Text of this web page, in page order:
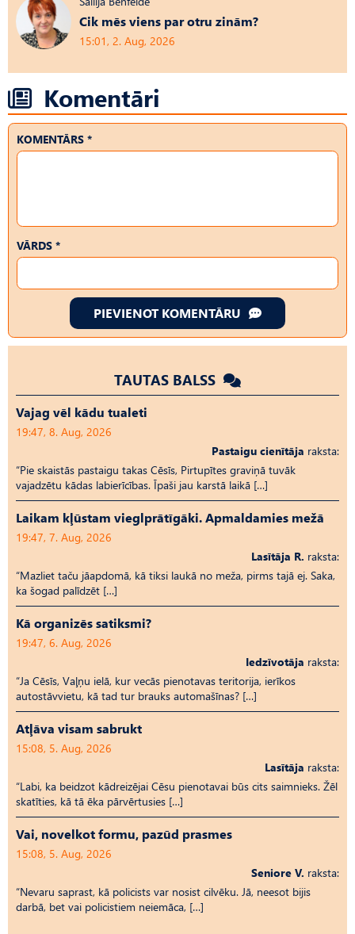
Cik mēs viens par otru zinām?
15:01, 2. Aug, 2026
Komentāri
KOMENTĀRS *
VĀRDS *
PIEVIENOT KOMENTĀRU
TAUTAS BALSS
Vajag vēl kādu tualeti
19:47, 8. Aug, 2026
Pastaigu cienītāja raksta:
“Pie skaistās pastaigu takas Cēsīs, Pirtupītes graviņā tuvāk
vajadzētu kādas labierīcības. Īpaši jau karstā laikā […]
Laikam kļūstam vieglprātīgāki. Apmaldamies mežā
19:47, 7. Aug, 2026
Lasītāja R. raksta:
“Mazliet taču jāapdomā, kā tiksi laukā no meža, pirms tajā ej. Saka,
ka šogad palīdzēt […]
Kā organizēs satiksmi?
19:47, 6. Aug, 2026
Iedzīvotāja raksta:
“Ja Cēsīs, Vaļņu ielā, kur vecās pienotavas teritorija, ierīkos
autostāvvietu, kā tad tur brauks automašīnas? […]
Atļāva visam sabrukt
15:08, 5. Aug, 2026
Lasītāja raksta:
“Labi, ka beidzot kādreizējai Cēsu pienotavai būs cits saimnieks. Žēl
skatīties, kā tā ēka pārvērtusies […]
Vai, novelkot formu, pazūd prasmes
15:08, 5. Aug, 2026
Seniore V. raksta:
“Nevaru saprast, kā policists var nosist cilvēku. Jā, neesot bijis
darbā, bet vai policistiem neiemāca, […]